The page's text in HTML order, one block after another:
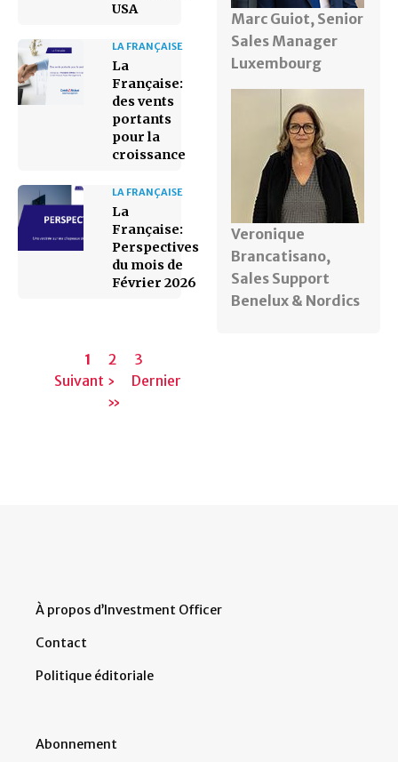
USA
LA FRANÇAISE
La
Française:
des vents
portants
pour la
croissance
LA FRANÇAISE
La
Française:
Perspectives
du mois de
Février 2026
Pagination
Page
actuelle
1 Page
2 Page
3
suivante
Suivant ›
Dernière
Dernier
»
Marc Guiot, Senior
Sales Manager
Luxembourg
Veronique
Brancatisano,
Sales Support
Benelux & Nordics
À propos d’Investment Officer
Contact
Politique éditoriale
Abonnement